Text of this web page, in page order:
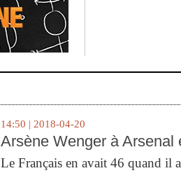
14:50 | 2018-04-20
Arsène Wenger à Arsenal
Le Français en avait 46 quand il